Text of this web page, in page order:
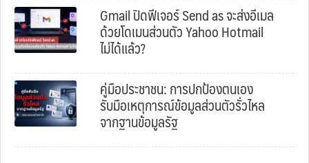
Gmail ปิดฟีเจอร์ Send as จะส่งอีเมล
ด้วยโดเมนส่วนตัว Yahoo Hotmail
ไม่ได้แล้ว?
คู่มือประชาชน: การปกป้องตนเอง
รับมือเหตุการณ์ข้อมูลส่วนตัวรั่วไหล
จากฐานข้อมูลรัฐ